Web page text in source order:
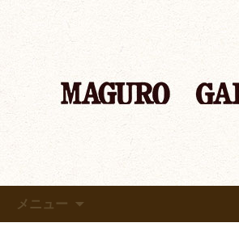
「マグロ ガレージ
GARAGE～」京都
グロ専門店のブログ
「マグロ ガレージ～
～」京都 中書島のマグ
お知らせ
メニュー